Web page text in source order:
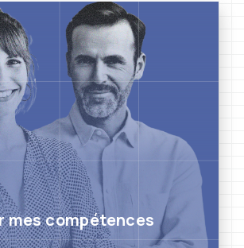
mes compétences